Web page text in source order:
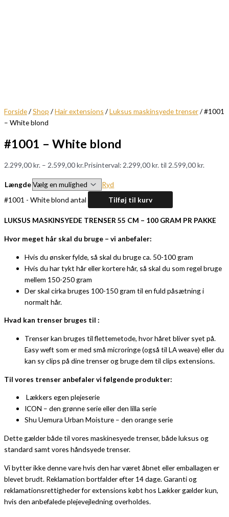
Forside/Shop /Hair extensions /Luksus maskinsyede trenser/ #1001
– White blond
#1001 – White blond
2.299,00kr. – 2.599,00kr.Prisinterval: 2.299,00 kr. til 2.599,00 kr.
Længde
Ryd
#1001 - White blond antal
Tilføj til kurv
LUKSUS MASKINSYEDE TRENSER 55 CM – 100 GRAM PR PAKKE
Hvor meget hår skal du bruge – vi anbefaler:
Hvis du ønsker fylde, så skal du bruge ca. 50-100 gram
Hvis du har tykt hår eller kortere hår, så skal du som regel bruge
mellem 150-250 gram
Der skal cirka bruges 100-150 gram til en fuld påsætning i
normalt hår.
Hvad kan trenser bruges til :
Trenser kan bruges til flettemetode, hvor håret bliver syet på.
Easy weft som er med små microringe (også til LA weave) eller du
kan sy clips på dine trenser og bruge dem til clips extensions.
Til vores trenser anbefaler vi følgende produkter:
Lækkers egen plejeserie
ICON – den grønne serie eller den lilla serie
Shu Uemura Urban Moisture – den orange serie
Dette gælder både til vores maskinesyede trenser, både luksus og
standard samt vores håndsyede trenser.
Vi bytter ikke denne vare hvis den har været åbnet eller emballagen er
blevet brudt. Reklamation bortfalder efter 14 dage. Garanti og
reklamationsrettigheder for extensions købt hos Lækker gælder kun,
hvis den anbefalede plejevejledning overholdes.